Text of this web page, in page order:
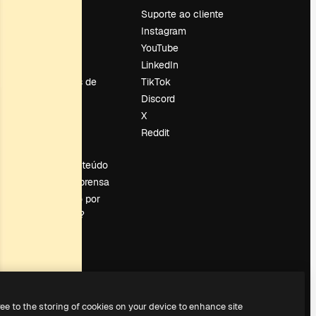
Tendências de
Vender conteúdo
Sala de imprensa
Procurando por
magnific.ai?
Suporte ao cliente
Instagram
YouTube
LinkedIn
TikTok
Discord
X
Reddit
to the storing of cookies on your device to enhance site